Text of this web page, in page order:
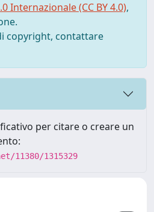
Internazionale (CC BY 4.0),
copyright, contattare
per citare o creare un
11380/1315329